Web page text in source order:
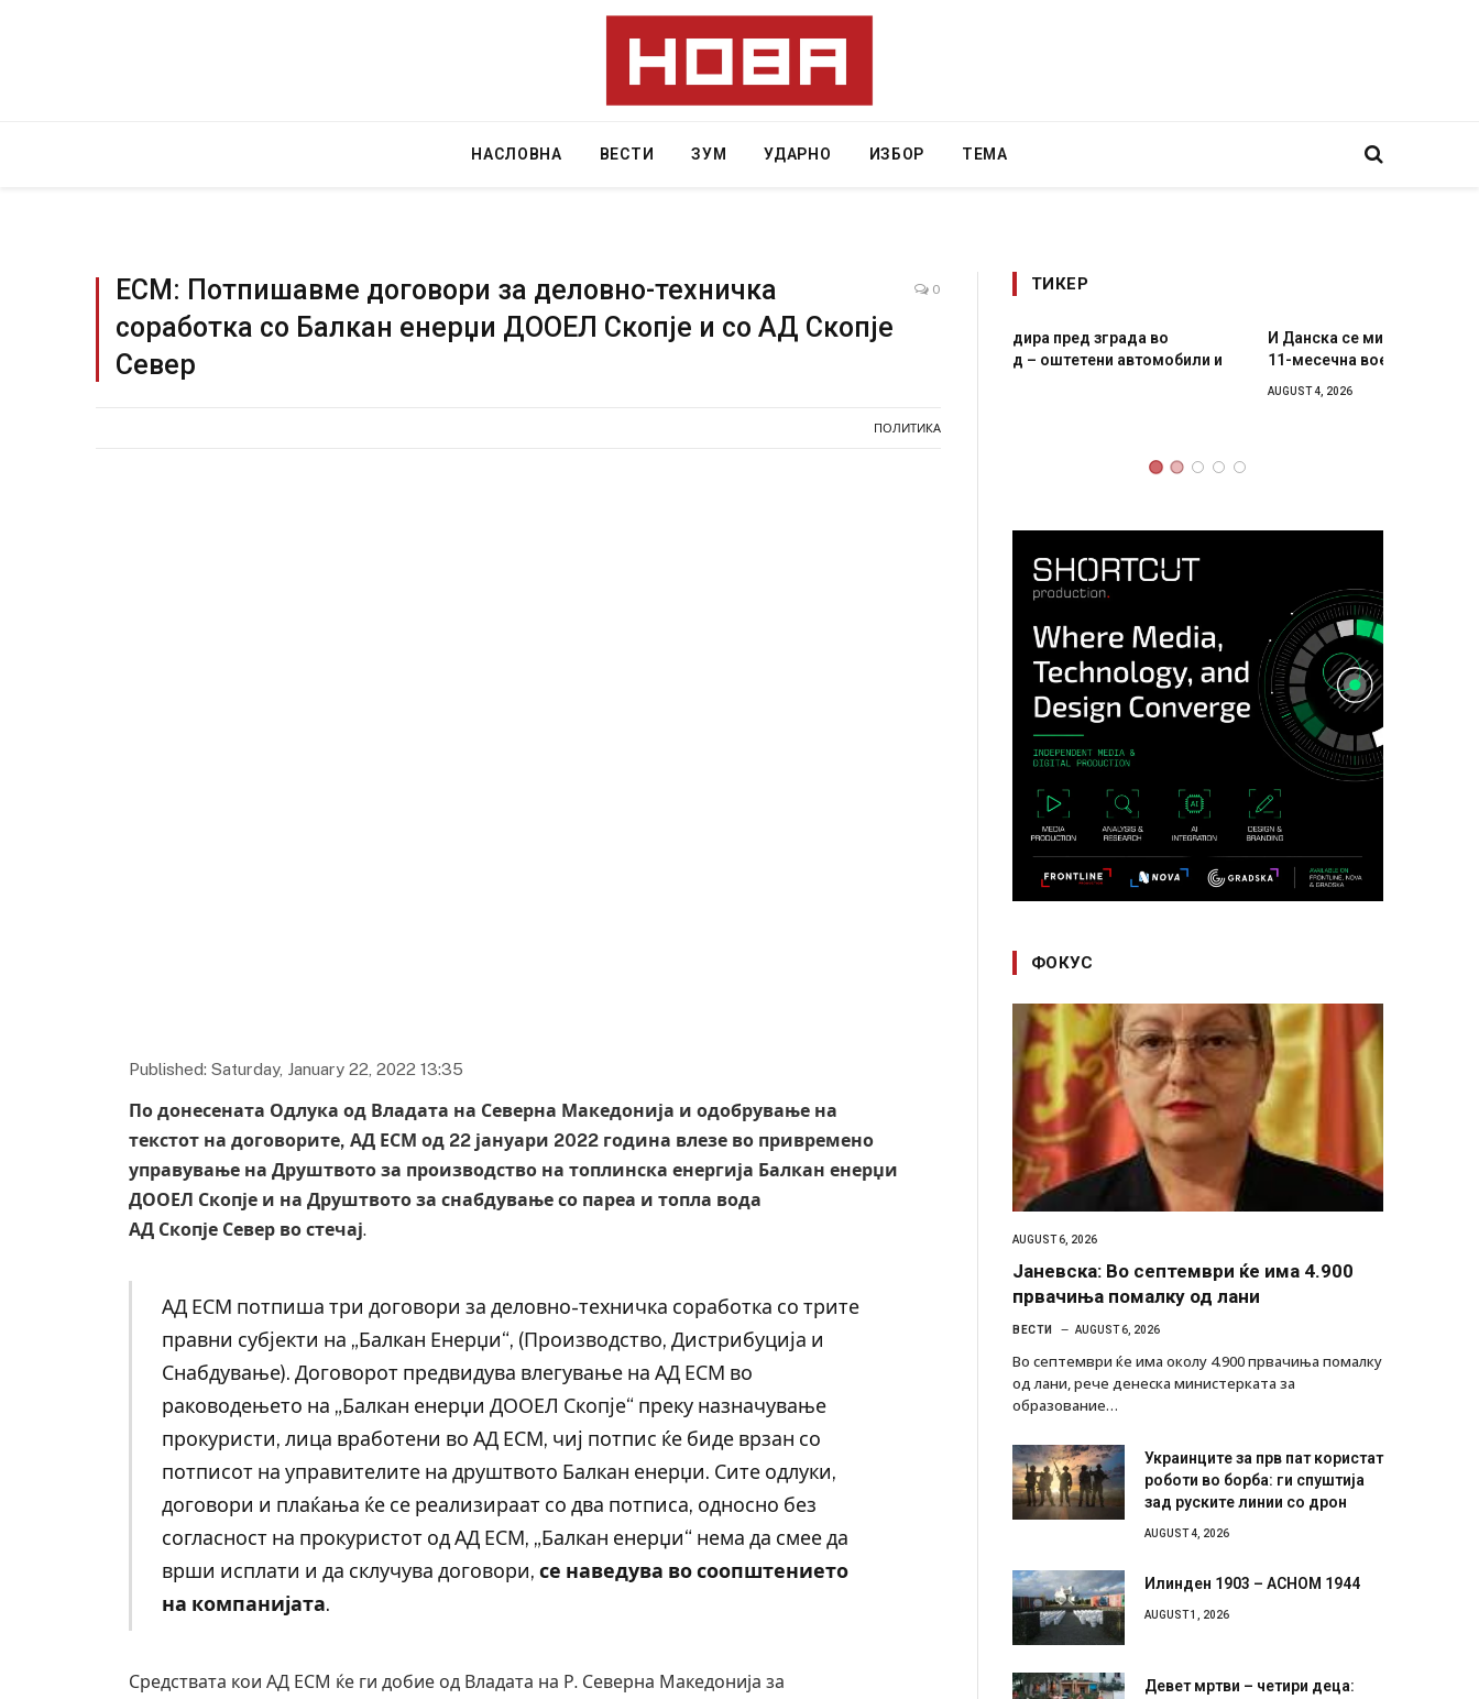
НАСЛОВНА ВЕСТИ ЗУМ УДАРНО ИЗБОР ТЕМА
ЕСМ: Потпишавме договори за деловно-техничка
соработка со Балкан енерџи ДООЕЛ Скопје и со АД Скопје
Север
0
ПОЛИТИКА
Published: Saturday, January 22, 2022 13:35
По донесената Одлука од Владата на Северна Македонија и одобрување на
текстот на договорите, АД ЕСМ од 22 јануари 2022 година влезе во привремено
управување на Друштвото за производство на топлинска енергија Балкан енерџи
ДООЕЛ Скопје и на Друштвото за снабдување со пареа и топла вода
АД Скопје Север во стечај.
АД ЕСМ потпиша три договори за деловно-техничка соработка со трите
правни субјекти на „Балкан Енерџи“, (Производство, Дистрибуција и
Снабдување). Договорот предвидува влегување на АД ЕСМ во
раководењето на „Балкан енерџи ДООЕЛ Скопје“ преку назначување
прокуристи, лица вработени во АД ЕСМ, чиј потпис ќе биде врзан со
потписот на управителите на друштвото Балкан енерџи. Сите одлуки,
договори и плаќања ќе се реализираат со два потписа, односно без
согласност на прокуристот од АД ЕСМ, „Балкан енерџи“ нема да смее да
врши исплати и да склучува договори,се наведува во соопштението
на компанијата.
Средствата кои АД ЕСМ ќе ги добие од Владата на Р. Северна Македонија за
ТИКЕР
Грција: Горат Парос, Андрос, Калимнос, Крит, …
JULY 30, 2026
Рачна бомба експлодира пред зграда во
И Данска се милитарилизира – воведува нова
11-месечна воена
Јаневска: Во септември ќе има 4.900
првачиња помалку од лани
Во септември ќе има околу 4.900 првачиња помалку
од лани, рече денеска министерката за
образование…
роботи во борба: ги спуштија
зад руските линии со дрон
AUGUST 4, 2026
AUGUST 1, 2026
Русија пак го нападна Кијив